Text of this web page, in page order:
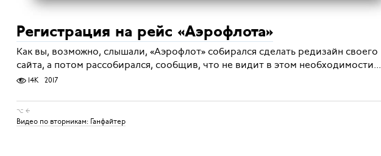
Регистрация на рейс «Аэрофлота»
Как вы, возможно, слышали, «Аэрофлот» собирался сделать редизайн своего
сайта, а потом рассобирался, сообщив, что не видит в этом необходимости...
14K 2017
⌥ ←
Видео по вторникам: Ганфайтер